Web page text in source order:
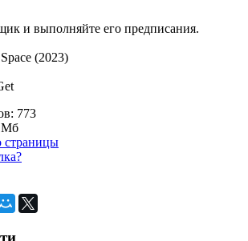
и выполняйте его предписания.
(2023)
773
Мб
страницы